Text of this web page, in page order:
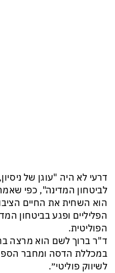
דרעי לא היה "עוגן של
לביטחון המדינה", כפי
הוא השחית את החיים
הפליליים ופגע בביטחון
הפוליטית.
ד"ר ברוך לשם הוא מרצה
במכללת הדסה ומחבר
לשיווק פוליטי״.